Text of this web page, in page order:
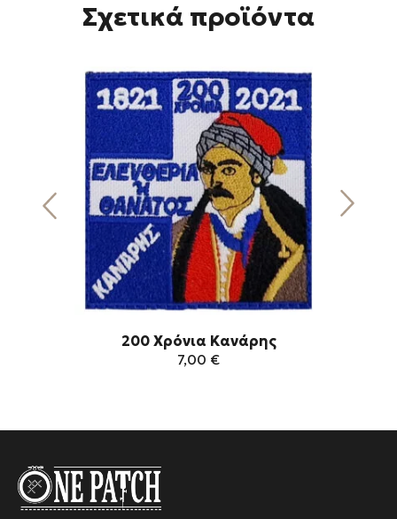
Σχετικά προϊόντα
200 Χρόνια Κανάρης
7,00 €
προϊόν